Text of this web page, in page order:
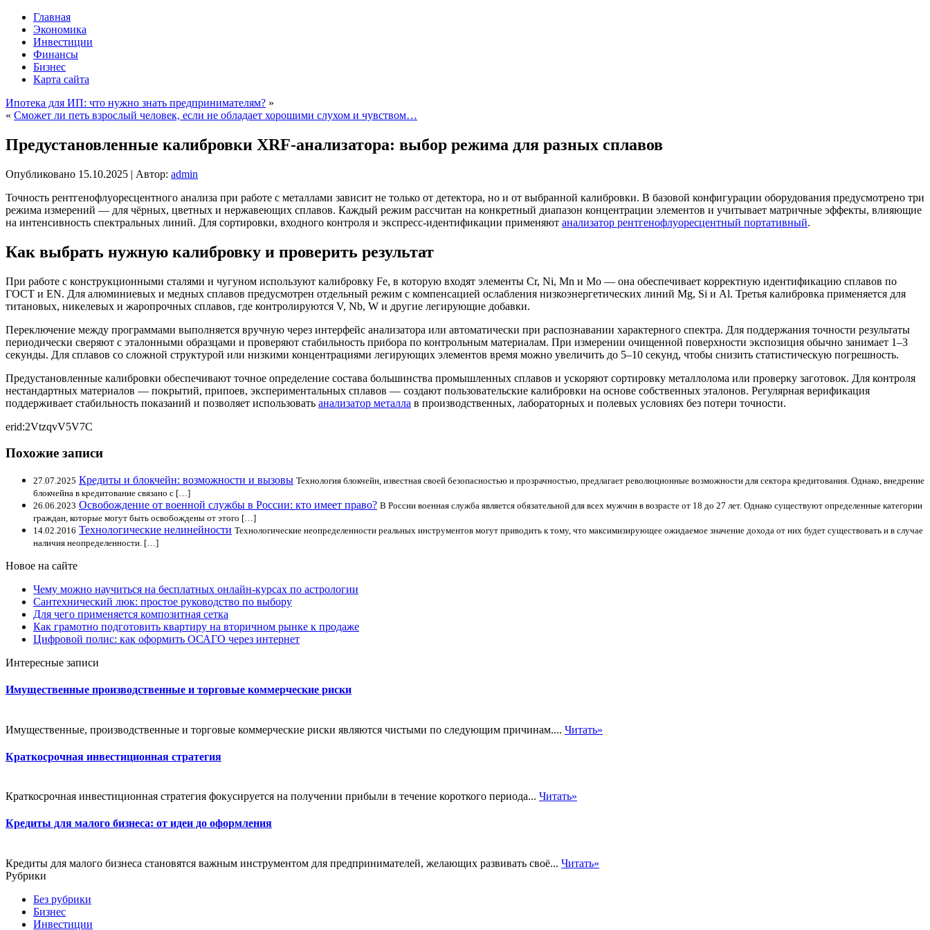
Главная
Экономика
Инвестиции
Финансы
Бизнес
Карта сайта
Ипотека для ИП: что нужно знать предпринимателям? »
« Сможет ли петь взрослый человек, если не обладает хорошими слухом и чувством…
Предустановленные калибровки XRF-анализатора: выбор режима для разных сплавов
Опубликовано 15.10.2025 | Автор: admin
Точность рентгенофлуоресцентного анализа при работе с металлами зависит не только от детектора, но и от выбранной калибровки. В базовой конфигурации оборудования предусмотрено три
режима измерений — для чёрных, цветных и нержавеющих сплавов. Каждый режим рассчитан на конкретный диапазон концентрации элементов и учитывает матричные эффекты, влияющие
на интенсивность спектральных линий. Для сортировки, входного контроля и экспресс-идентификации применяют анализатор рентгенофлуоресцентный портативный.
Как выбрать нужную калибровку и проверить результат
При работе с конструкционными сталями и чугуном используют калибровку Fe, в которую входят элементы Cr, Ni, Mn и Mo — она обеспечивает корректную идентификацию сплавов по
ГОСТ и EN. Для алюминиевых и медных сплавов предусмотрен отдельный режим с компенсацией ослабления низкоэнергетических линий Mg, Si и Al. Третья калибровка применяется для
титановых, никелевых и жаропрочных сплавов, где контролируются V, Nb, W и другие легирующие добавки.
Переключение между программами выполняется вручную через интерфейс анализатора или автоматически при распознавании характерного спектра. Для поддержания точности результаты
периодически сверяют с эталонными образцами и проверяют стабильность прибора по контрольным материалам. При измерении очищенной поверхности экспозиция обычно занимает 1–3
секунды. Для сплавов со сложной структурой или низкими концентрациями легирующих элементов время можно увеличить до 5–10 секунд, чтобы снизить статистическую погрешность.
Предустановленные калибровки обеспечивают точное определение состава большинства промышленных сплавов и ускоряют сортировку металлолома или проверку заготовок. Для контроля
нестандартных материалов — покрытий, припоев, экспериментальных сплавов — создают пользовательские калибровки на основе собственных эталонов. Регулярная верификация
поддерживает стабильность показаний и позволяет использовать анализатор металла в производственных, лабораторных и полевых условиях без потери точности.
erid:2VtzqvV5V7C
Похожие записи
27.07.2025 Кредиты и блокчейн: возможности и вызовы Технология блокчейн, известная своей безопасностью и прозрачностью, предлагает революционные возможности для сектора кредитования. Однако, внедрение
блокчейна в кредитование связано с […]
26.06.2023 Освобождение от военной службы в России: кто имеет право? В России военная служба является обязательной для всех мужчин в возрасте от 18 до 27 лет. Однако существуют определенные категории
граждан, которые могут быть освобождены от этого […]
14.02.2016 Технологические нелинейности Технологические неопределенности реальных инструментов могут приводить к тому, что максимизирующее ожидаемое значение дохода от них будет существовать и в случае
наличия неопределенности. […]
Новое на сайте
Чему можно научиться на бесплатных онлайн-курсах по астрологии
Сантехнический люк: простое руководство по выбору
Для чего применяется композитная сетка
Как грамотно подготовить квартиру на вторичном рынке к продаже
Цифровой полис: как оформить ОСАГО через интернет
Интересные записи
Имущественные производственные и торговые коммерческие риски
Имущественные, производственные и торговые коммерческие риски являются чистыми по следующим причинам.... Читать»
Краткосрочная инвестиционная стратегия
Краткосрочная инвестиционная стратегия фокусируется на получении прибыли в течение короткого периода... Читать»
Кредиты для малого бизнеса: от идеи до оформления
Кредиты для малого бизнеса становятся важным инструментом для предпринимателей, желающих развивать своё... Читать»
Рубрики
Без рубрики
Бизнес
Инвестиции